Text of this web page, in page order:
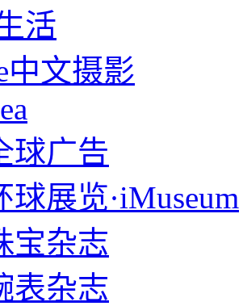
活
中文摄影
球广告
球展览·iMuseum
宝杂志
表杂志